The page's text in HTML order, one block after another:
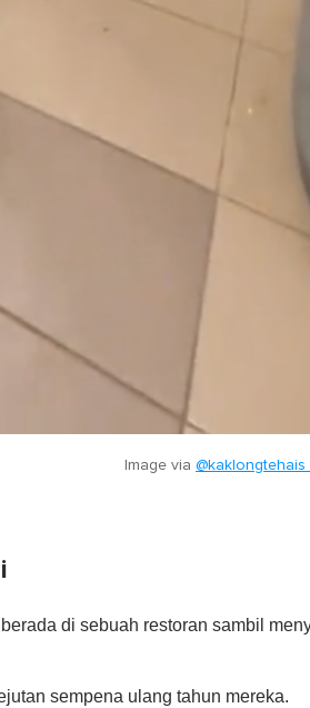
Image via @kaklongtehais
di sebuah restoran sambil
sempena ulang tahun mereka.